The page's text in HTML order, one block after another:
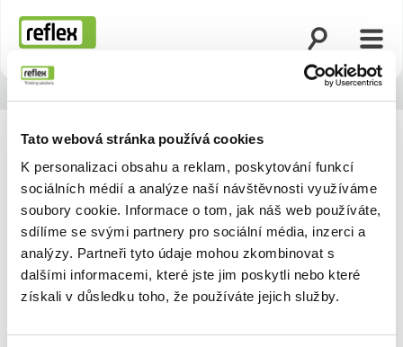
Tato webová stránka používá cookies
K personalizaci obsahu a reklam, poskytování funkcí
sociálních médií a analýze naší návštěvnosti využíváme
soubory cookie. Informace o tom, jak náš web používáte,
sdílíme se svými partnery pro sociální média, inzerci a
analýzy. Partneři tyto údaje mohou zkombinovat s
dalšími informacemi, které jste jim poskytli nebo které
získali v důsledku toho, že používáte jejich služby.
Domovská stránka
Otevřít